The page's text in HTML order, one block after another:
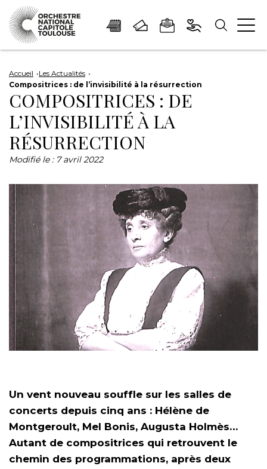
Panneau de gestion des cookies
au
contenu
principal
à
la
navigation
la
recherche
pied
de
Accueil
Les Actualités
Compositrices : de l’invisibilité à la résurrection
COMPOSITRICES : DE
L’INVISIBILITÉ À LA
RÉSURRECTION
Modifié le : 7 avril 2022
Un vent nouveau souffle sur les salles de
concerts depuis cinq ans : Hélène de
Montgeroult, Mel Bonis, Augusta Holmès…
Autant de compositrices qui retrouvent le
chemin des programmations, après deux